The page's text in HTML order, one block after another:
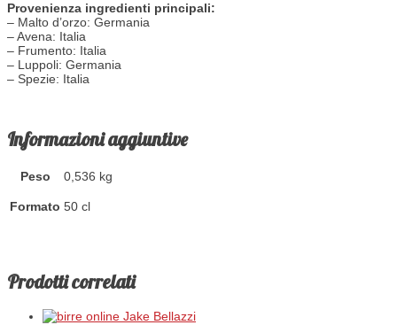
Provenienza ingredienti principali:
– Malto d’orzo: Germania
– Avena: Italia
– Frumento: Italia
– Luppoli: Germania
– Spezie: Italia
Informazioni aggiuntive
Peso 0,536 kg
Formato 50 cl
Prodotti correlati